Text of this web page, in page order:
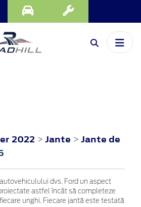
2022 > Jante > Jante de
dvs. Ford un aspect
astfel încât să completeze
unghi. Fiecare jantă este testată